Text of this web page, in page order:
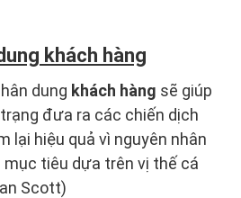
khách hàng
dung khách hàng sẽ giúp
đưa ra các chiến dịch
lại hiệu quả vì nguyên nhân
tiêu dựa trên vị thế cá
Scott)